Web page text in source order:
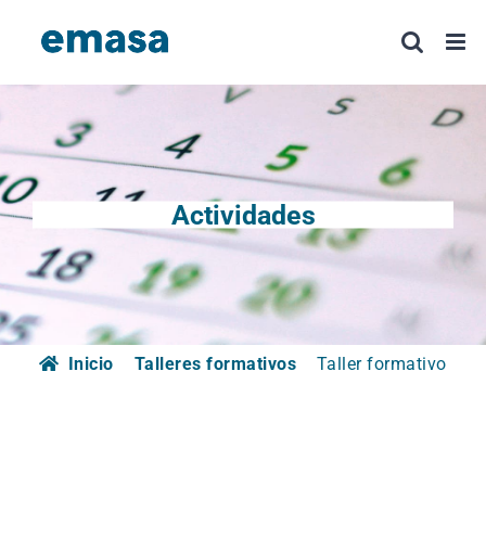
Actividades
Inicio Talleres formativos Taller formativo